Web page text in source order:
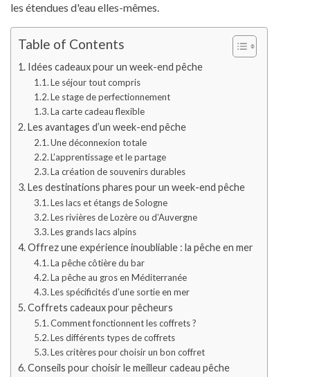
les étendues d'eau elles-mêmes.
Table of Contents
Idées cadeaux pour un week-end pêche
Le séjour tout compris
Le stage de perfectionnement
La carte cadeau flexible
Les avantages d’un week-end pêche
Une déconnexion totale
L’apprentissage et le partage
La création de souvenirs durables
Les destinations phares pour un week-end pêche
Les lacs et étangs de Sologne
Les rivières de Lozère ou d’Auvergne
Les grands lacs alpins
Offrez une expérience inoubliable : la pêche en mer
La pêche côtière du bar
La pêche au gros en Méditerranée
Les spécificités d’une sortie en mer
Coffrets cadeaux pour pêcheurs
Comment fonctionnent les coffrets ?
Les différents types de coffrets
Les critères pour choisir un bon coffret
Conseils pour choisir le meilleur cadeau pêche